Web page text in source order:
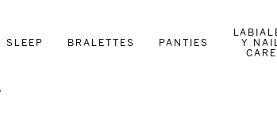
SLEEP BRALETTES PANTIES
Y
CARE